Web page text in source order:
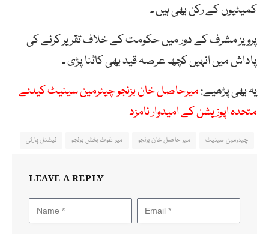
کمیٹیوں کے رکن بھی ہیں ۔
پرویز مشرف کے دور میں حکومت کے خلاف تقریر کرنے کی
پاداش میں انہیں کچھ عرصہ قید بھی کاٹنا پڑی ۔
یہ بھی پڑھیے:میرحاصل خان بزنجو چیئرمین سینیٹ کیلئے
متحدہ اپوزیشن کے امیدوار نامزد
چیئرمین سینیٹ میر حاصل خان بزنجو میر غوث بخش بزنجو نیشنل پارٹی
LEAVE A REPLY